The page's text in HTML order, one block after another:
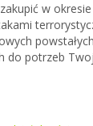
w
do potrzeb